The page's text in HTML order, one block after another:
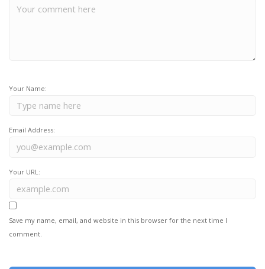
Your Name:
Email Address:
Your URL:
Save my name, email, and website in this browser for the next time I
comment.